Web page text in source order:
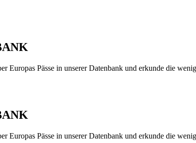
Europas Pässe in unserer Datenbank und erkunde die
Europas Pässe in unserer Datenbank und erkunde die